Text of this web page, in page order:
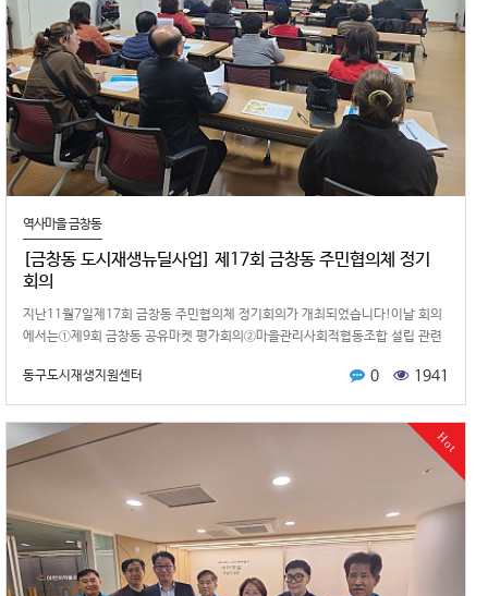
역사마을 금창동
[금창동 도시재생뉴딜사업] 제17회 금창동 주민협의체 정기
회의
지난11월7일제17회 금창동 주민협의체 정기회의가 개최되었습니다!이날 회의
에서는①제9회 금창동 공유마켓 평가회의②마을관리사회적협동조합 설립 관련
동구도시재생지원센터
0 1941
Hot